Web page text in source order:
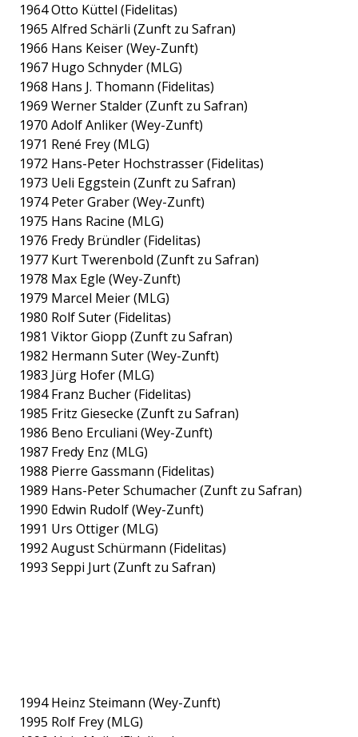
1964 Otto Küttel (Fidelitas)
1965 Alfred Schärli (Zunft zu Safran)
1966 Hans Keiser (Wey-Zunft)
1967 Hugo Schnyder (MLG)
1968 Hans J. Thomann (Fidelitas)
1969 Werner Stalder (Zunft zu Safran)
1970 Adolf Anliker (Wey-Zunft)
1971 René Frey (MLG)
1972 Hans-Peter Hochstrasser (Fidelitas)
1973 Ueli Eggstein (Zunft zu Safran)
1974 Peter Graber (Wey-Zunft)
1975 Hans Racine (MLG)
1976 Fredy Bründler (Fidelitas)
1977 Kurt Twerenbold (Zunft zu Safran)
1978 Max Egle (Wey-Zunft)
1979 Marcel Meier (MLG)
1980 Rolf Suter (Fidelitas)
1981 Viktor Giopp (Zunft zu Safran)
1982 Hermann Suter (Wey-Zunft)
1983 Jürg Hofer (MLG)
1984 Franz Bucher (Fidelitas)
1985 Fritz Giesecke (Zunft zu Safran)
1986 Beno Erculiani (Wey-Zunft)
1987 Fredy Enz (MLG)
1988 Pierre Gassmann (Fidelitas)
1989 Hans-Peter Schumacher (Zunft zu Safran)
1990 Edwin Rudolf (Wey-Zunft)
1991 Urs Ottiger (MLG)
1992 August Schürmann (Fidelitas)
1993 Seppi Jurt (Zunft zu Safran)
1994 Heinz Steimann (Wey-Zunft)
1995 Rolf Frey (MLG)